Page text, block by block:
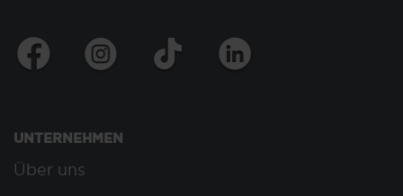
UNTERNEHMEN
Über uns